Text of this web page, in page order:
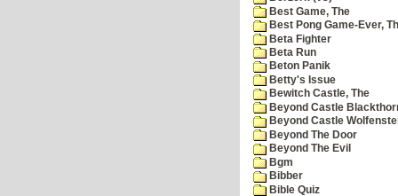
Best Game, The
Best Pong Game-Ever,
Beta Fighter
Beta Run
Beton Panik
Betty's Issue
Bewitch Castle, The
Beyond Castle
Beyond Castle
Beyond The Door
Beyond The Evil
Bgm
Bibber
Bible Quiz